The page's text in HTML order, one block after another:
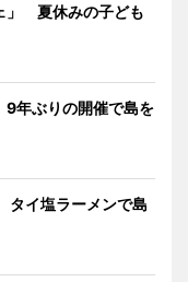
」 夏休みの子ども
年ぶりの開催で島を
イ塩ラーメンで島